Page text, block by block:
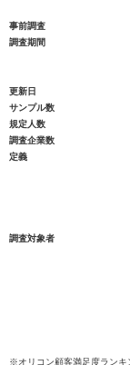
事前調査
調査期間
更新日
サンプル数
規定人数
調査企業数
定義
調査対象者
※オリコン顧客満足度ランキ